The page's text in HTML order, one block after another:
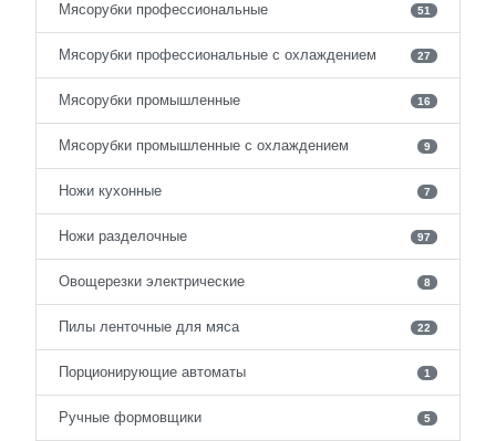
Мясорубки профессиональные 51
Мясорубки профессиональные с охлаждением 27
Мясорубки промышленные 16
Мясорубки промышленные с охлаждением 9
Ножи кухонные 7
Ножи разделочные 97
Овощерезки электрические 8
Пилы ленточные для мяса 22
Порционирующие автоматы 1
Ручные формовщики 5